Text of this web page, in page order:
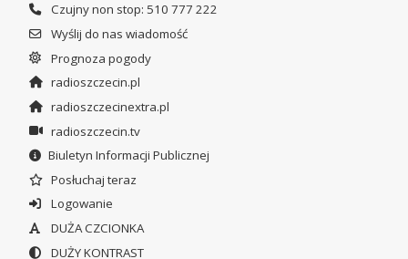
Czujny non stop: 510 777 222
Wyślij do nas wiadomość
Prognoza pogody
radioszczecin.pl
radioszczecinextra.pl
radioszczecin.tv
Biuletyn Informacji Publicznej
Posłuchaj teraz
Logowanie
DUŻA CZCIONKA
DUŻY KONTRAST